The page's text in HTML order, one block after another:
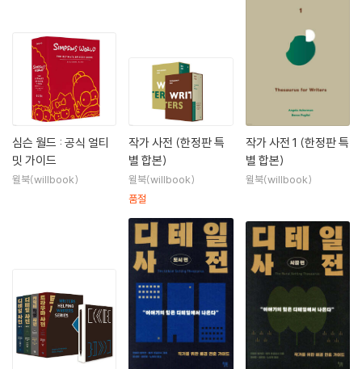
심슨 월드 : 공식 얼티
밋 가이드
윌북(willbook)
작가 사전 (한정판 특
별 합본)
윌북(willbook)
품절
작가 사전 1 (한정판 특
별 합본)
윌북(willbook)